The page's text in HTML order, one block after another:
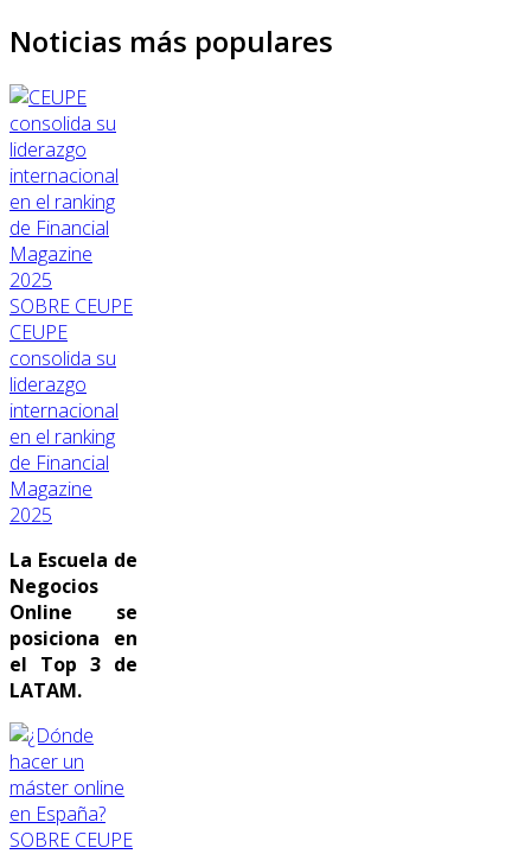
Noticias más populares
SOBRE CEUPE
CEUPE
consolida su
liderazgo
internacional
en el ranking
de Financial
Magazine
2025
La Escuela de
Negocios
Online se
posiciona en
el Top 3 de
LATAM.
SOBRE CEUPE